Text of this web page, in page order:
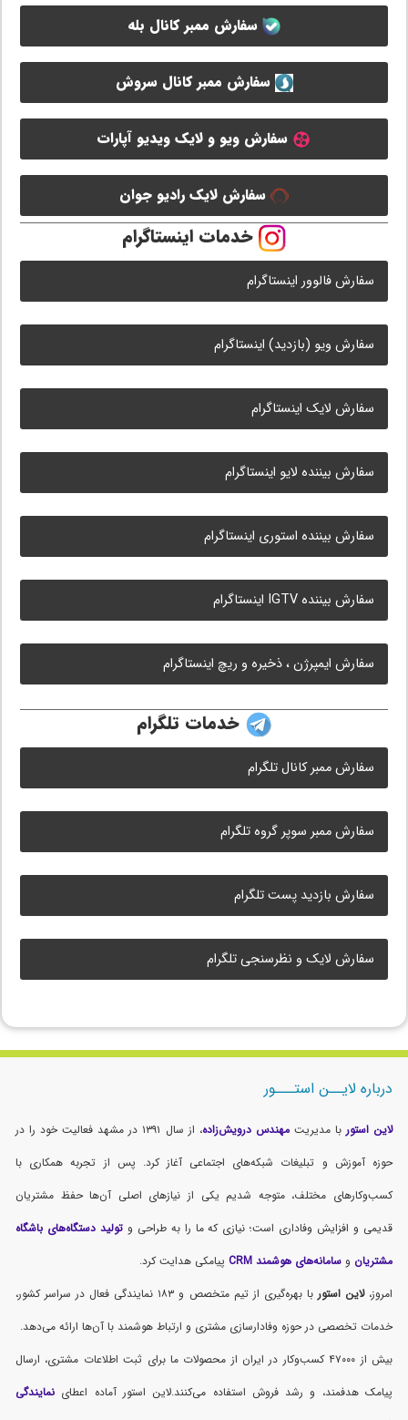
سفارش ممبر کانال بله
سفارش ممبر کانال سروش
سفارش ویو و لایک ویدیو آپارات
سفارش لایک رادیو جوان
خدمات اینستاگرام
سفارش فالوور اینستاگرام
سفارش ویو (بازدید) اینستاگرام
سفارش لایک اینستاگرام
سفارش بیننده لایو اینستاگرام
سفارش بیننده استوری اینستاگرام
سفارش بیننده IGTV اینستاگرام
سفارش ایمپرژن ، ذخیره و ریچ اینستاگرام
خدمات تلگرام
سفارش ممبر کانال تلگرام
سفارش ممبر سوپر گروه تلگرام
سفارش بازدید پست تلگرام
سفارش لایک و نظرسنجی تلگرام